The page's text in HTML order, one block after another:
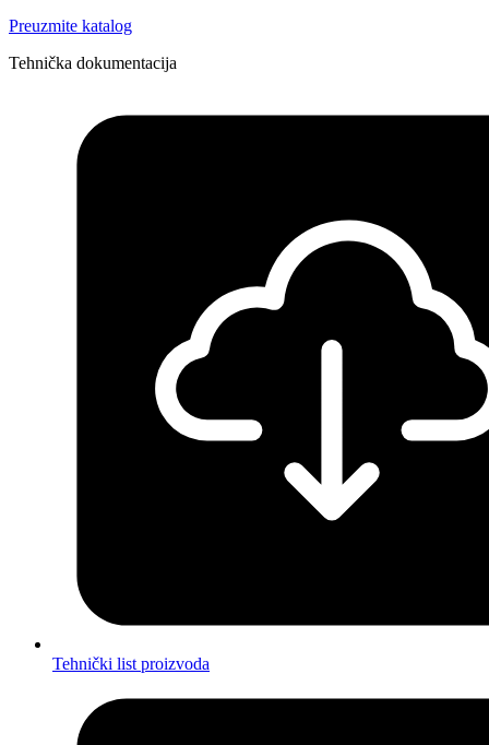
Preuzmite katalog
Tehnička dokumentacija
Tehnički list proizvoda